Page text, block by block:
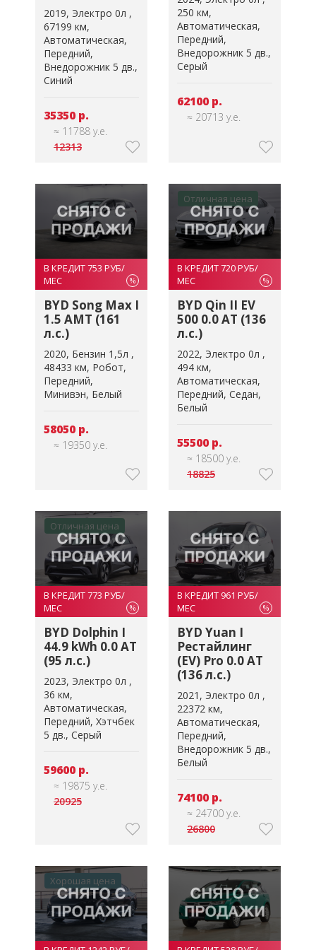
2019 Электро 0л
67199 км
Автоматическая
Передний
Внедорожник 5 дв.
Синий
35350 р.
≈ 11788 у.е.
12313
250 км
Автоматическая
Передний
Внедорожник 5 дв.
Серый
62100 р.
≈ 20713 у.е.
В КРЕДИТ 753 РУБ/
МЕС
%
BYD Song Max I
1.5 AMT (161
л.с.)
2020 Бензин 1,5л
48433 км Робот
Передний
Минивэн Белый
58050 р.
≈ 19350 у.е.
Отличная цена
В КРЕДИТ 720 РУБ/
МЕС
%
BYD Qin II EV
500 0.0 AT (136
л.с.)
2022 Электро 0л
494 км
Автоматическая
Передний Седан
Белый
55500 р.
≈ 18500 у.е.
18825
Отличная цена
В КРЕДИТ 773 РУБ/
МЕС
%
BYD Dolphin I
44.9 kWh 0.0 AT
(95 л.с.)
2023 Электро 0л
36 км
Автоматическая
Передний Хэтчбек
5 дв. Серый
59600 р.
≈ 19875 у.е.
20925
В КРЕДИТ 961 РУБ/
МЕС
%
BYD Yuan I
Рестайлинг
(EV) Pro 0.0 AT
(136 л.с.)
2021
Электро 0л
22372 км
Автоматическая
Передний
Внедорожник 5 дв.
Белый
74100 р.
≈ 24700 у.е.
26800
Хорошая цена